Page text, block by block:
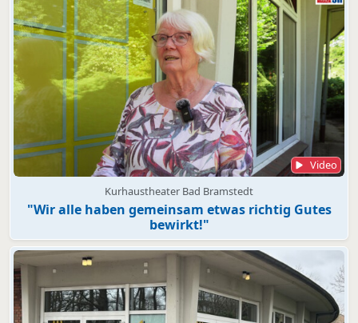
Video
Kurhaustheater Bad Bramstedt
"Wir alle haben gemeinsam etwas richtig Gutes
bewirkt!"